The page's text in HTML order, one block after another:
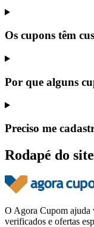
Os cupons têm
Por que alguns
Preciso me
Rodapé do site
O Agora Cupom ajuda
verificados e ofertas